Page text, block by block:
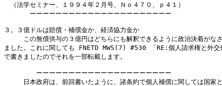
（法学セミナー、１９９４年２月号、Ｎｏ４７０、ｐ４１）
ーーーーーーーーーーーーーーーーーーーーーー
３。３億ドルは賠償・補償金か、経済協力金か
この無償供与の３億円はどちらにも解釈できるように政治決着がな
ました。これに関しても FNETD MWS(7) #530 「RE:個人請求権と外交
で書きましたのでそれを一部転載します。
ーーーーーーーーーーーーーーーーーーーーー
日本政府は、前回書いたように、諸条約で個人補償に関しては国家